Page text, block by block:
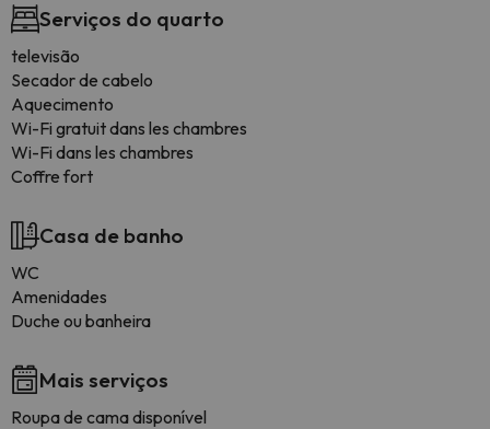
Serviços do quarto
televisão
Secador de cabelo
Aquecimento
Wi-Fi gratuit dans les chambres
Wi-Fi dans les chambres
Coffre fort
Casa de banho
WC
Amenidades
Duche ou banheira
Mais serviços
Roupa de cama disponível